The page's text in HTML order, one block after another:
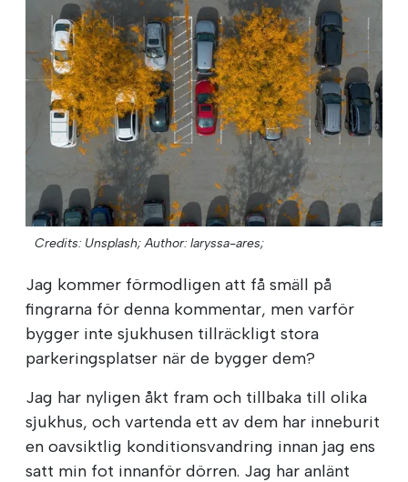
Credits: Unsplash; Author: laryssa-ares;
Jag kommer förmodligen att få smäll på
fingrarna för denna kommentar, men varför
bygger inte sjukhusen tillräckligt stora
parkeringsplatser när de bygger dem?
Jag har nyligen åkt fram och tillbaka till olika
sjukhus, och vartenda ett av dem har inneburit
en oavsiktlig konditionsvandring innan jag ens
satt min fot innanför dörren. Jag har anlänt